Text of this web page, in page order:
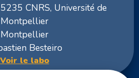
CNRS, Université de
Montpellier
Montpellier
Besteiro
Voir le labo